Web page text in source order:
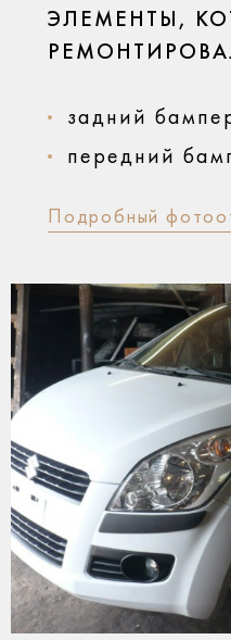
ЭЛЕМЕНТЫ,
задний
передний
Подробный